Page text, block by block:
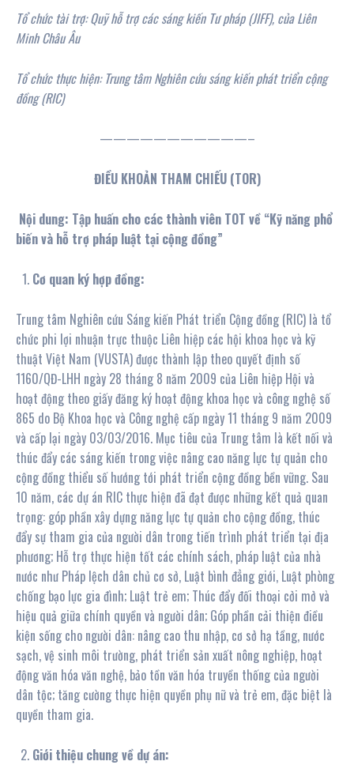
Tổ chức tài trợ: Quỹ hỗ trợ các sáng kiến Tư pháp(JIFF), của Liên
Minh Châu Âu
Tổ chức thực hiện: Trung tâm Nghiên cứu sáng kiến phát triển cộng
đồng (RIC)
———————————–
ĐIỀU KHOẢN THAM CHIẾU (TOR)
Nội dung: Tập huấn cho các thành viên TOT về “Kỹ năng phổ
biến và hỗ trợ pháp luật tại cộng đồng”
Cơ quan ký hợp đồng:
Trung tâm Nghiên cứu Sáng kiến Phát triển Cộng đồng (RIC) là tổ
chức phi lợi nhuận trực thuộc Liên hiệp các hội khoa học và kỹ
thuật Việt Nam (VUSTA) được thành lập theo quyết định số
1160/QĐ-LHH ngày 28 tháng 8 năm 2009 của Liên hiệp Hội và
hoạt động theo giấy đăng ký hoạt động khoa học và công nghệ số
865 do Bộ Khoa học và Công nghệ cấp ngày 11 tháng 9 năm 2009
và cấp lại ngày 03/03/2016. Mục tiêu của Trung tâm là kết nối và
thúc đẩy các sáng kiến trong việc nâng cao năng lực tự quản cho
cộng đồng thiểu số hướng tới phát triển cộng đồng bền vững. Sau
10 năm, các dự án RIC thực hiện đã đạt được những kết quả quan
trọng: góp phần xây dựng năng lực tự quản cho cộng đồng, thúc
đẩy sự tham gia của người dân trong tiến trình phát triển tại địa
phương; Hỗ trợ thực hiện tốt các chính sách, pháp luật của nhà
nước như Pháp lệch dân chủ cơ sở, Luật bình đẳng giới, Luật phòng
chống bạo lực gia đình; Luật trẻ em; Thúc đẩy đối thoại cởi mở và
hiệu quả giữa chính quyền và người dân; Góp phần cải thiện điều
kiện sống cho người dân: nâng cao thu nhập, cơ sở hạ tầng, nước
sạch, vệ sinh môi trường, phát triển sản xuất nông nghiệp, hoạt
động văn hóa văn nghệ, bảo tồn văn hóa truyền thống của người
dân tộc; tăng cường thực hiện quyền phụ nữ và trẻ em, đặc biệt là
quyền tham gia.
Giới thiệu chung về dự án: